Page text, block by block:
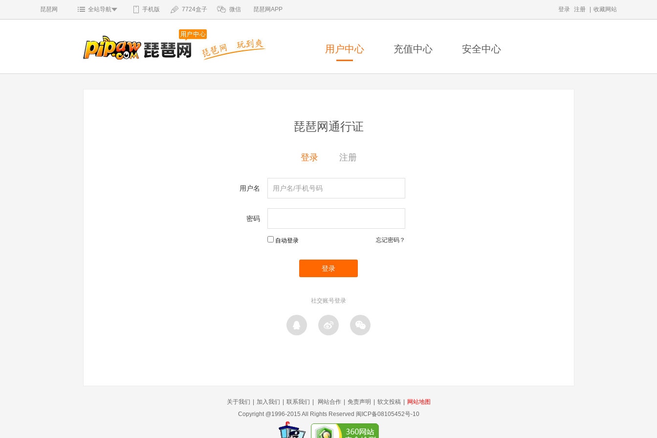
琵琶网 全站导航 手机版 微信 琵琶网APP
7724盒子 收藏网站
登录 注册
用户中心 充值中心 安全中心
琵琶网通行证
登录 注册
用户名
密码
自动登录 忘记密码？
社交账号登录
关于我们 加入我们 联系我们 网站合作 免责声明 软文投稿
网站地图
Copyright @1996-2015 All Rights Reserved 闽ICP备08105452号-10